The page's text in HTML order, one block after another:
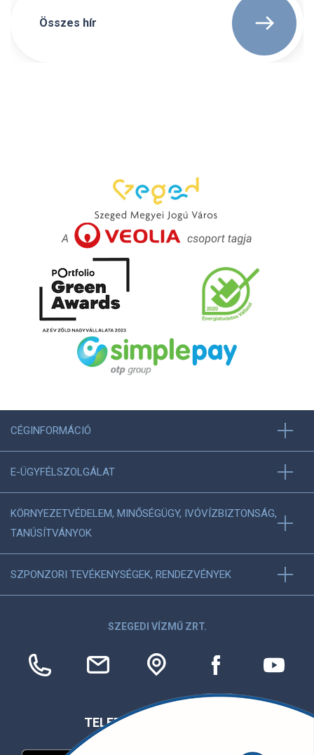
Összes hír
CÉGINFORMÁCIÓ
E-ÜGYFÉLSZOLGÁLAT
KÖRNYEZETVÉDELEM, MINŐSÉGÜGY, IVÓVÍZBIZTONSÁG,
TANÚSÍTVÁNYOK
SZPONZORI TEVÉKENYSÉGEK, RENDEZVÉNYEK
SZEGEDI VÍZMŰ ZRT.
TELEFONOS APPLIKÁCIÓ